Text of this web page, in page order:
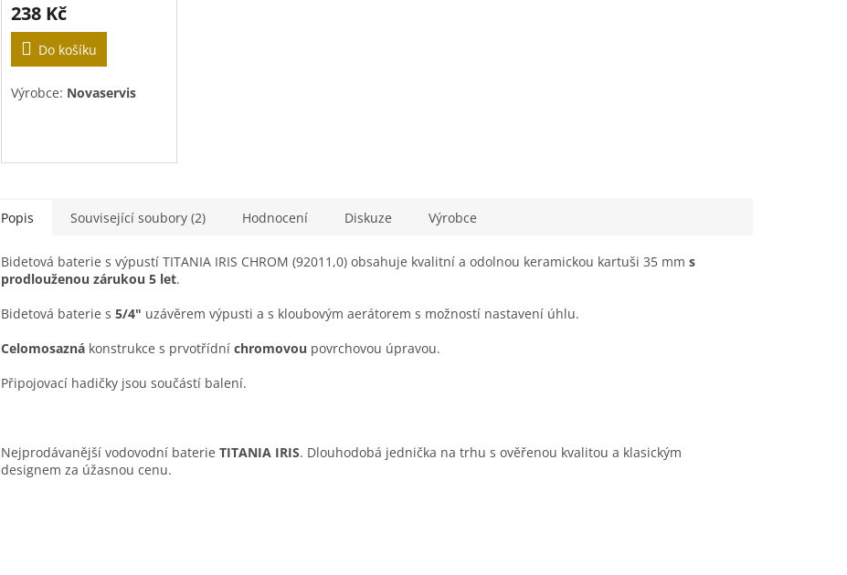
238 Kč
Do košíku
Výrobce: Novaservis
Popis Související soubory (2) Hodnocení Diskuze Výrobce
Bidetová baterie s výpustí TITANIA IRIS CHROM (92011,0) obsahuje kvalitní a odolnou keramickou kartuši 35 mm s
prodlouženou zárukou 5 let.
Bidetová baterie s 5/4" uzávěrem výpusti a s kloubovým aerátorem s možností nastavení úhlu.
Celomosazná konstrukce s prvotřídní chromovou povrchovou úpravou.
Připojovací hadičky jsou součástí balení.
Nejprodávanější vodovodní baterie TITANIA IRIS. Dlouhodobá jednička na trhu s ověřenou kvalitou a klasickým
designem za úžasnou cenu.